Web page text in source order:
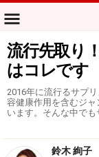
流行先取り
はコレです
2016年に流行るサプ
容健康作用を含むジ
います。そんな中で
鈴木 絢子